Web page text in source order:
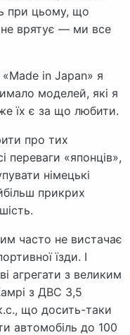
при цьому, що
не врятує — ми все
in Japan» я
моделей, які я
їх є за що любити.
про тих
переваги «японців»,
німецькі
прикрих
часто не вистачає
їзди. І
агрегати з великим
з ДВС 3,5
що досить-таки
автомобіль до 100